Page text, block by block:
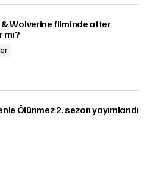
Wolverine filminde after
Ölünmez 2. sezon yayımlandı